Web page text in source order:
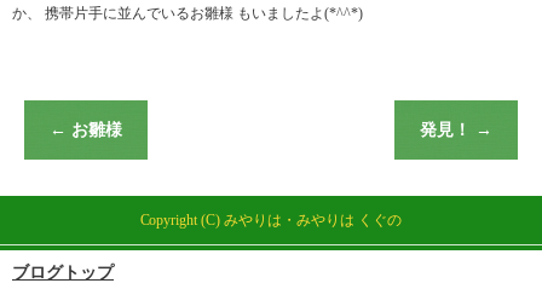
か、 携帯片手に並んでいるお雛様 もいましたよ(*^^*)
← お雛様 発見！ →
Copyright (C) みやりは・みやりは くぐの
ブログトップ